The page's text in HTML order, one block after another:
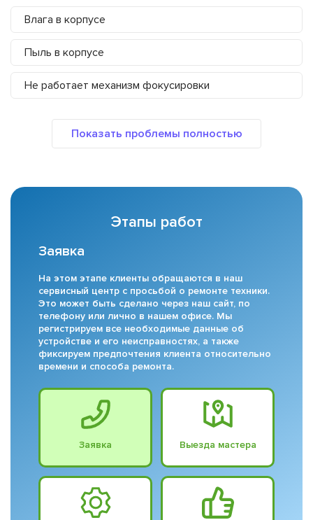
Влага в корпусе
Пыль в корпусе
Не работает механизм фокусировки
Этапы работ
Заявка
На этом этапе клиенты обращаются в наш
сервисный центр с просьбой о ремонте техники.
Это может быть сделано через наш сайт, по
телефону или лично в нашем офисе. Мы
регистрируем все необходимые данные об
устройстве и его неисправностях, а также
фиксируем предпочтения клиента относительно
времени и способа ремонта.
Заявка Выезда мастера